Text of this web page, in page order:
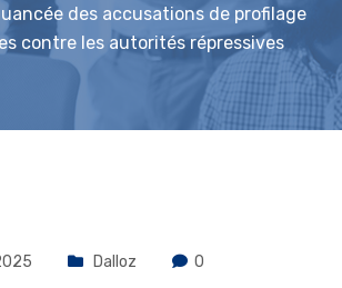
des accusations de profilage
contre les autorités répressives
Dalloz 0